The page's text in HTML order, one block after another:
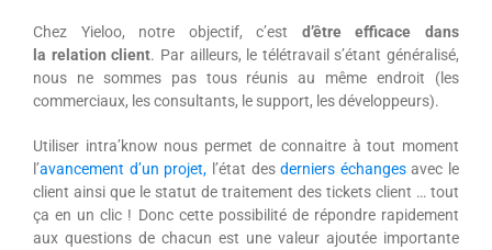
Chez Yieloo, notre objectif, c’est d’être efficace dans
la relation client. Par ailleurs, le télétravail s’étant généralisé,
nous ne sommes pas tous réunis au même endroit (les
commerciaux, les consultants, le support, les développeurs).
Utiliser intra’know nous permet de connaitre à tout moment
l’avancement d’un projet, l’état desderniers échangesavec le
client ainsi que le statut de traitement des tickets client … tout
ça en un clic ! Donc cette possibilité de répondre rapidement
aux questions de chacun est une valeur ajoutée importante